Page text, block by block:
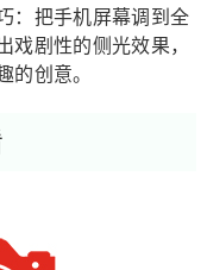
：把手机屏幕调到全
戏剧性的侧光效果，
的创意。